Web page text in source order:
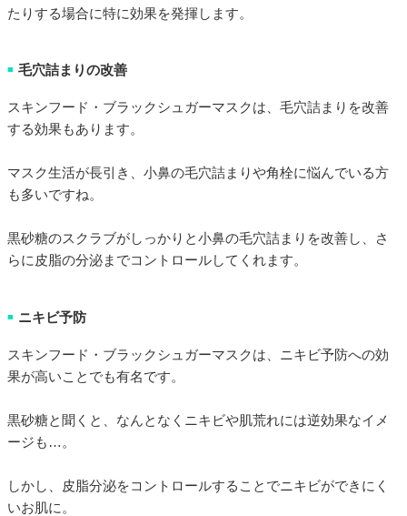
たりする場合に特に効果を発揮します。
■ 毛穴詰まりの改善
スキンフード・ブラックシュガーマスクは、毛穴詰まりを改善
する効果もあります。
マスク生活が長引き、小鼻の毛穴詰まりや角栓に悩んでいる方
も多いですね。
黒砂糖のスクラブがしっかりと小鼻の毛穴詰まりを改善し、さ
らに皮脂の分泌までコントロールしてくれます。
■ ニキビ予防
スキンフード・ブラックシュガーマスクは、ニキビ予防への効
果が高いことでも有名です。
黒砂糖と聞くと、なんとなくニキビや肌荒れには逆効果なイメ
ージも…。
しかし、皮脂分泌をコントロールすることでニキビができにく
いお肌に。